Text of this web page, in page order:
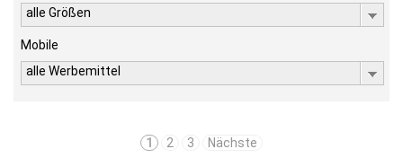
alle Größen
Mobile
alle Werbemittel
1 2 3 Nächste